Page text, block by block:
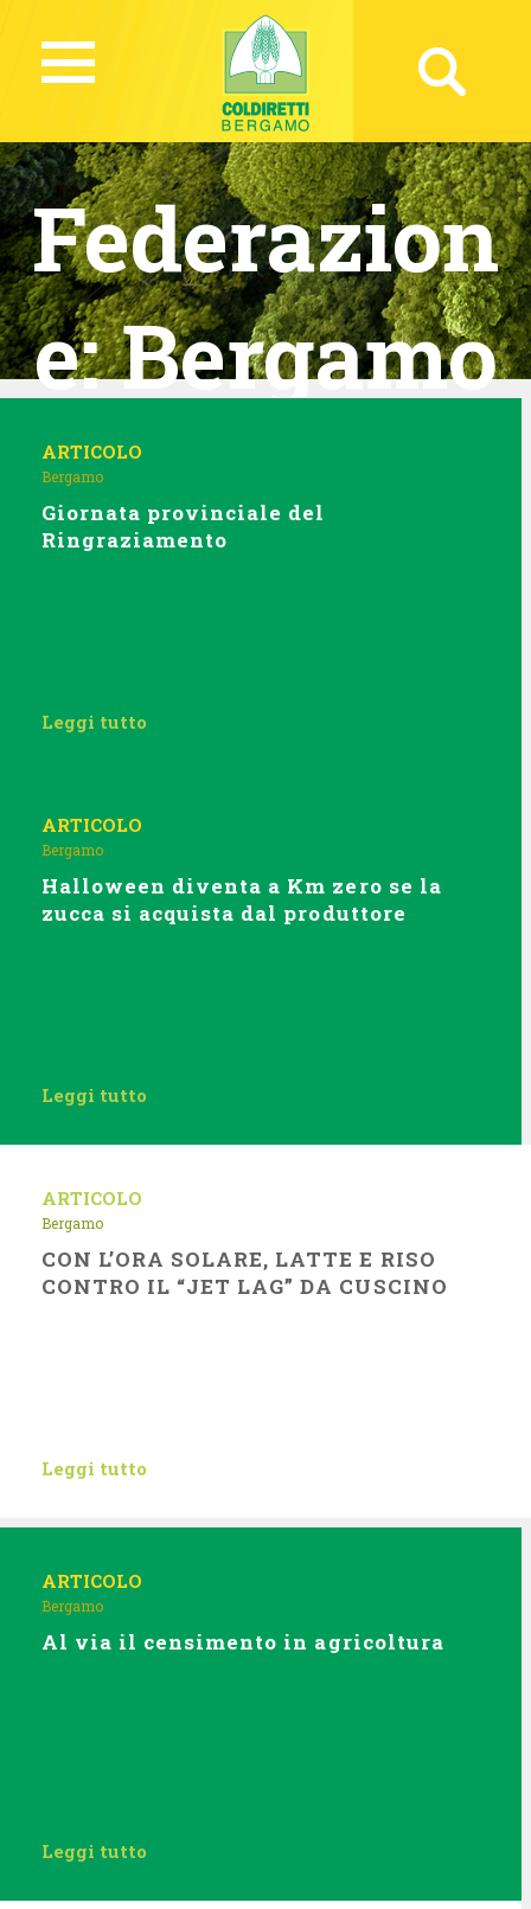
Federazion
e:Bergamo
ARTICOLO
Bergamo
Giornata provinciale del
Ringraziamento
Leggi tutto
ARTICOLO
Bergamo
Halloween diventa a Km zero se la
zucca si acquista dal produttore
Leggi tutto
ARTICOLO
Bergamo
CON L’ORA SOLARE, LATTE E RISO
CONTRO IL “JET LAG” DA CUSCINO
Leggi tutto
ARTICOLO
Bergamo
Al via il censimento in agricoltura
Leggi tutto